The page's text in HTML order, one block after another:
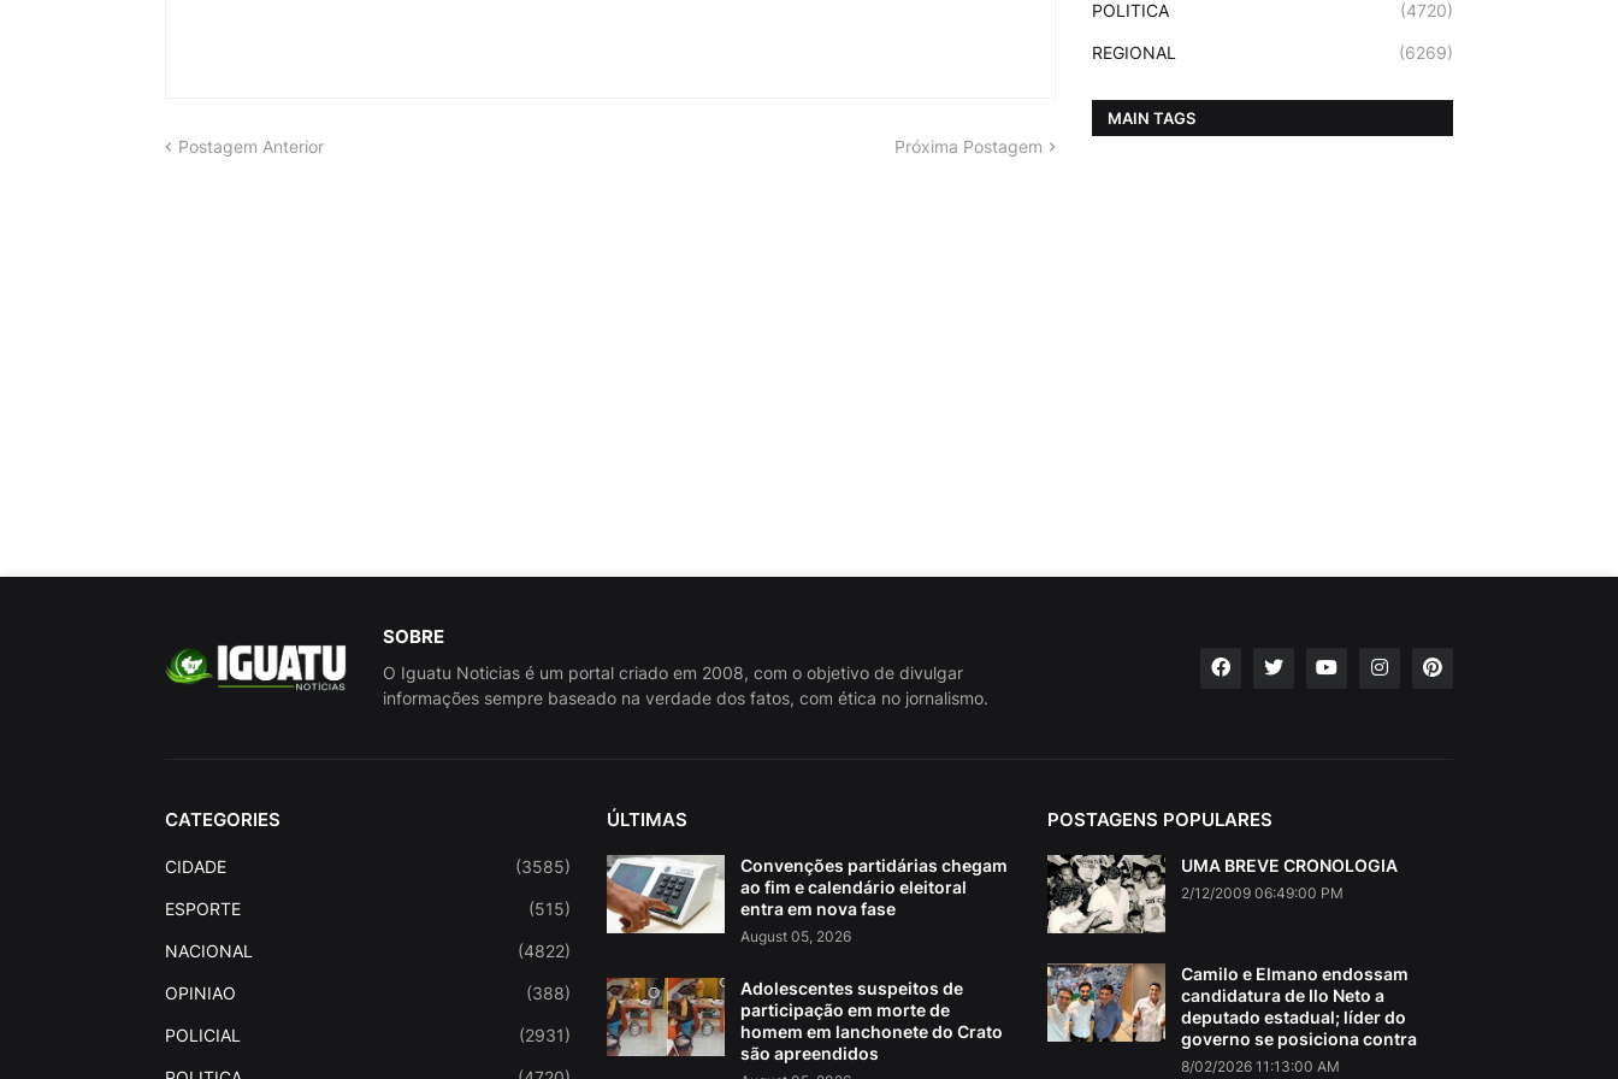
Postagem Anterior Próxima Postagem
POLITICA (4720)
REGIONAL (6269)
MAIN TAGS
SOBRE
O Iguatu Noticias é um portal criado em 2008, com o objetivo de divulgar
informações sempre baseado na verdade dos fatos, com ética no jornalismo.
CATEGORIES
CIDADE (3585)
ESPORTE (515)
NACIONAL (4822)
OPINIAO (388)
POLICIAL (2931)
ÚLTIMAS
Convenções partidárias chegam
ao fim e calendário eleitoral
entra em nova fase
August 05, 2026
Adolescentes suspeitos de
participação em morte de
homem em lanchonete do Crato
são apreendidos
POSTAGENS POPULARES
UMA BREVE CRONOLOGIA
2/12/2009 06:49:00 PM
Camilo e Elmano endossam
candidatura de Ilo Neto a
deputado estadual; líder do
governo se posiciona contra
8/02/2026 11:13:00 AM